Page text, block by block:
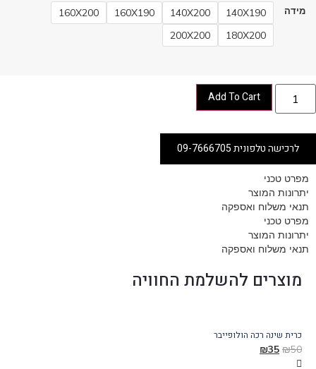
מידה 140X190
140X200
160X190
160X200
180X200
200X200
Add To Cart
לרכישה טלפונית 09-7666705
מפרט טכני
יתרונות המוצר
תנאי משלוח ואספקה
מפרט טכני
יתרונות המוצר
תנאי משלוח ואספקה
מוצרים להשלמת החוויה
כרית שינה רכה הולופייבר
₪50
₪35